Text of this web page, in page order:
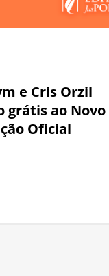
e Cris Orzil
grátis ao Novo
Oficial